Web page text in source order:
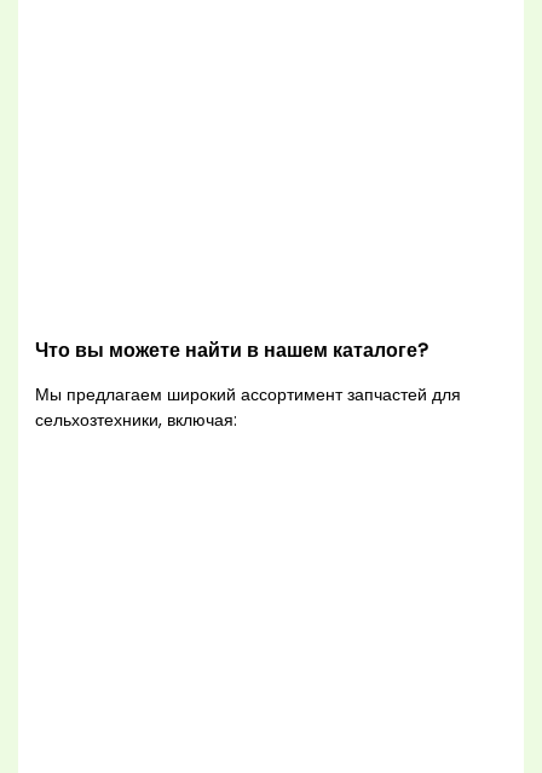
Что вы можете найти в нашем каталоге?
Мы предлагаем широкий ассортимент запчастей для
сельхозтехники, включая: